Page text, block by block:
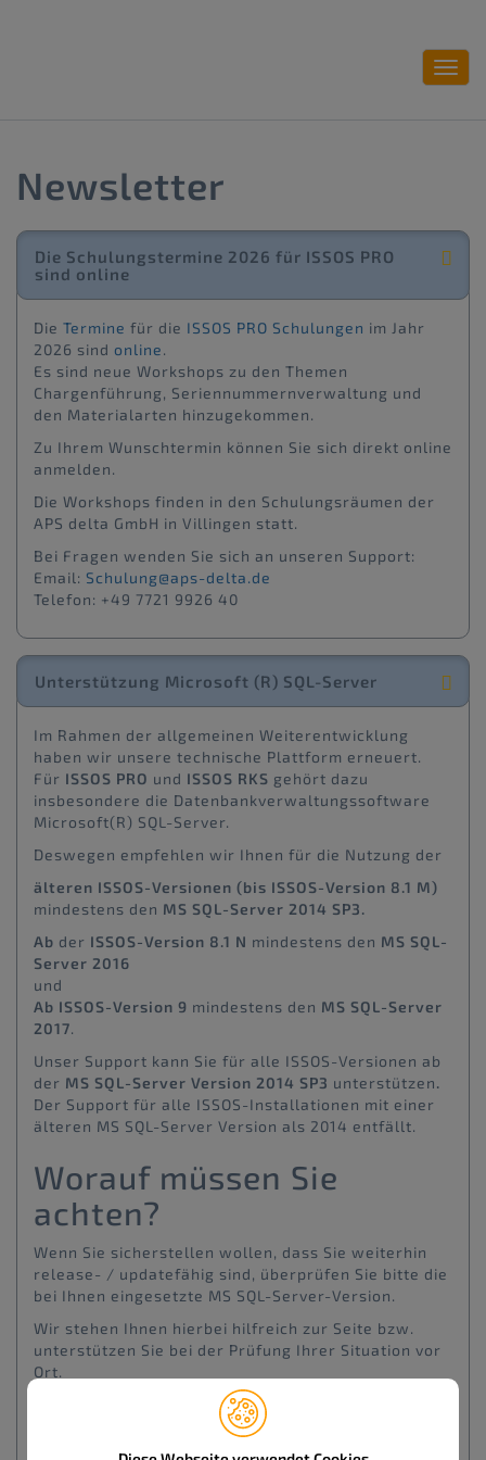
Newsletter
Die Schulungstermine 2026 für ISSOS PRO
sind online
Die Termine für die ISSOS PRO Schulungen im Jahr
2026 sind online.
Es sind neue Workshops zu den Themen
Chargenführung, Seriennummernverwaltung und
den Materialarten hinzugekommen.
Zu Ihrem Wunschtermin können Sie sich direkt online
anmelden.
Die Workshops finden in den Schulungsräumen der
APS delta GmbH in Villingen statt.
Bei Fragen wenden Sie sich an unseren Support:
Email: Schulung@aps-delta.de
Telefon: +49 7721 9926 40
Unterstützung Microsoft (R) SQL-Server
Im Rahmen der allgemeinen Weiterentwicklung
haben wir unsere technische Plattform erneuert.
Für ISSOS PRO und ISSOS RKS gehört dazu
insbesondere die Datenbankverwaltungssoftware
Microsoft(R) SQL-Server.
Deswegen empfehlen wir Ihnen für die Nutzung der
älteren ISSOS-Versionen (bis ISSOS-Version 8.1 M)
mindestens den MS SQL-Server 2014 SP3.
Ab der ISSOS-Version 8.1 N mindestens den MS SQL-
Server 2016
und
Ab ISSOS-Version 9 mindestens den MS SQL-Server
2017.
Unser Support kann Sie für alle ISSOS-Versionen ab
der MS SQL-Server Version 2014 SP3 unterstützen.
Der Support für alle ISSOS-Installationen mit einer
älteren MS SQL-Server Version als 2014 entfällt.
Worauf müssen Sie
achten?
Wenn Sie sicherstellen wollen, dass Sie weiterhin
release- / updatefähig sind, überprüfen Sie bitte die
bei Ihnen eingesetzte MS SQL-Server-Version.
Wir stehen Ihnen hierbei hilfreich zur Seite bzw.
unterstützen Sie bei der Prüfung Ihrer Situation vor
Ort.
Bei Interesse können wir Ihnen als Alternative auch
eine vollständige Cloudlösung für Ihre
Datenbanksysteme anbieten.